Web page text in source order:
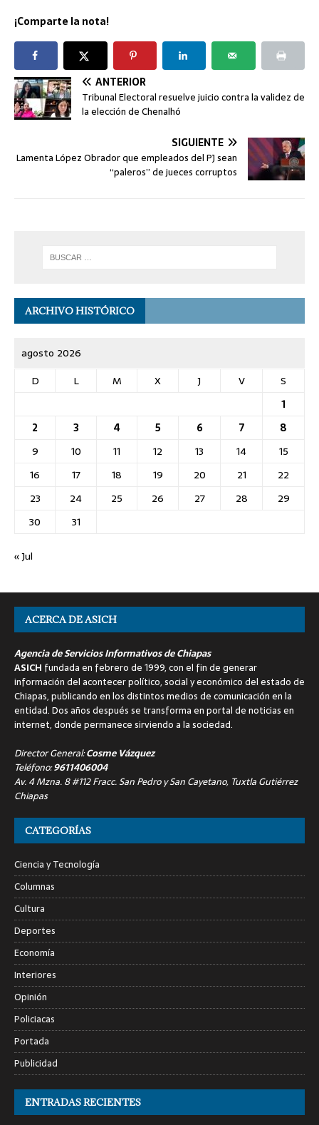
¡Comparte la nota!
ANTERIOR
Tribunal Electoral resuelve juicio contra la validez de
la elección de Chenalhó
SIGUIENTE
Lamenta López Obrador que empleados del PJ sean
“paleros” de jueces corruptos
ARCHIVO HISTÓRICO
agosto 2026
D
L M X J V
S
1
2
3 4 5 6 7
8
9
10 11 12 13 14
15
16
17 18 19 20 21
22
23
24 25 26 27 28
29
30
31
« Jul
ACERCA DE ASICH
Agencia de Servicios Informativos de Chiapas
ASICH fundada en febrero de 1999, con el fin de generar
información del acontecer político, social y económico del estado de
Chiapas, publicando en los distintos medios de comunicación en la
entidad. Dos años después se transforma en portal de noticias en
internet, donde permanece sirviendo a la sociedad.
Director General:Cosme Vázquez
Teléfono:9611406004
Av. 4 Mzna. 8 #112 Fracc. San Pedro y San Cayetano, Tuxtla Gutiérrez
Chiapas
CATEGORÍAS
Ciencia y Tecnología
Columnas
Cultura
Deportes
Economía
Interiores
Opinión
Policiacas
Portada
Publicidad
ENTRADAS RECIENTES